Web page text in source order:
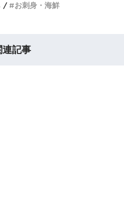
お刺身・海鮮
連記事